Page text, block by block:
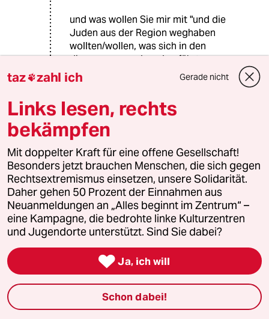
und was wollen Sie mir mit "und die
Juden aus der Region weghaben
wollten/wollen, was sich in den
diversen gegen Israel geführten
Kriegen und Terroranschlägen
äußert" sagen?
4G 4932 (Profil gelöscht)
02.12.2015 17:46 Uhr
@Nicky Arnstein:
Ich bin einer, der sich hier tummelt.
Ob Sie sich mit Ihrer Antwort da
einen großen Gefallen getan haben?
Ich werde mich in Zukunft mit 'allen
Menschenrechtsverletzern und
befassen. Da sind dann Afghanistan,
Brasilien, Uganda, Vietnam, Sudan,
Kongo, Somalia, Syrien, Nordkorea,
USA (Guantanamo) und viele mehr
dabei. Gut, wenn Sie sagen, daß
taz zahl ich Gerade nicht
Links lesen, rechts
bekämpfen
Mit doppelter Kraft für eine offene Gesellschaft!
Besonders jetzt brauchen Menschen, die sich gegen
Rechtsextremismus einsetzen, unsere Solidarität.
Daher gehen 50 Prozent der Einnahmen aus
Neuanmeldungen an „Alles beginnt im Zentrum“ –
eine Kampagne, die bedrohte linke Kulturzentren
und Jugendorte unterstützt. Sind Sie dabei?
 Ja, ich will
Schon dabei!